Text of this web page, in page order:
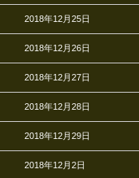
2018年12月25日
2018年12月26日
2018年12月27日
2018年12月28日
2018年12月29日
2018年12月2日